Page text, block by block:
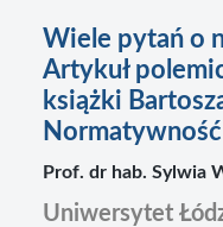
Wiele pytań o
Artykuł
książki
Prof. dr hab. Sylwia
Uniwersytet